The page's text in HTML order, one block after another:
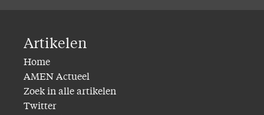
Artikelen
Home
AMEN Actueel
Zoek in alle artikelen
Twitter